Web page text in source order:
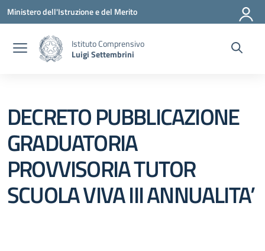
Vai ai contenuti
Vai al menu di navigazione
Vai al footer
Ministero dell'Istruzione e del Merito
Istituto Comprensivo
Luigi Settembrini
DECRETO PUBBLICAZIONE
GRADUATORIA
PROVVISORIA TUTOR
SCUOLA VIVA III ANNUALITA’